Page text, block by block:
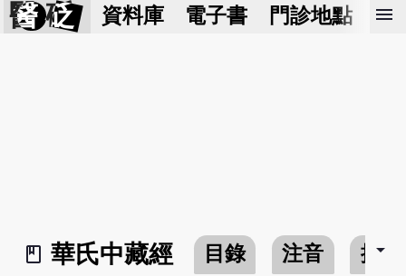
醫 砭 資料庫 電子書 門診地點 預
menu
book_2
華氏中藏經 目錄 注音 搜尋
arrow_drop_down